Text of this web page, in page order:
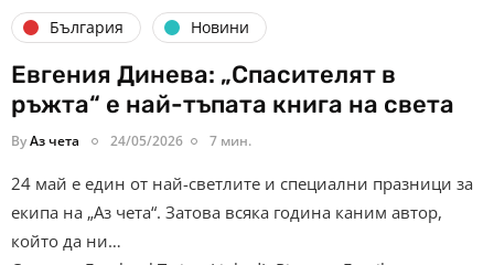
България Новини
Евгения Динева: „Спасителят в
ръжта“ е най-тъпата книга на света
ByАз чета 24/05/2026 7 мин.
24 май е един от най-светлите и специални празници за
екипа на „Аз чета“. Затова всяка година каним автор,
който да ни…